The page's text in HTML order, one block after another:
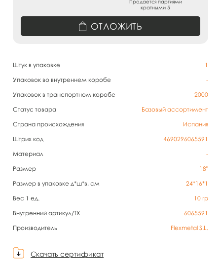
Штук в упаковке
1
Упаковок во внутреннем коробе
-
Упаковок в транспортном коробе
2000
Статус товара
Базовый ассортимент
Страна происхождения
Испания
Штрих код
4690296065591
Материал
-
Размер
18"
Размер в упаковке д*ш*в, см
24*16*1
Вес 1 ед.
10 гр
Внутренний артикул/TX
6065591
Производитель
Flexmetal S.L.
Скачать сертификат
Продается партиями
кратными 5
ОТЛОЖИТЬ